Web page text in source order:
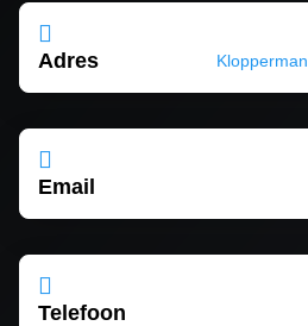

Adres

Email

Telefoon